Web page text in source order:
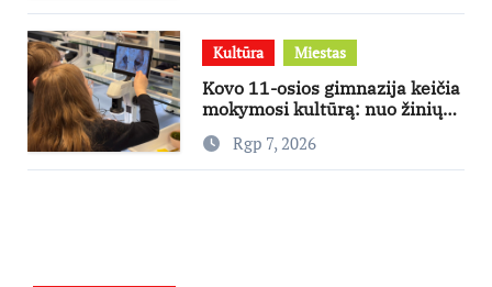
Kultūra Miestas
Kovo 11-osios gimnazija keičia
mokymosi kultūrą: nuo žinių
kaupimo – prie jų supratimo ir
taikymo
Rgp 7, 2026